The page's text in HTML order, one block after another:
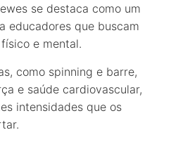
se destaca como um
educadores que buscam
e mental.
como spinning e barre,
e saúde cardiovascular,
intensidades que os